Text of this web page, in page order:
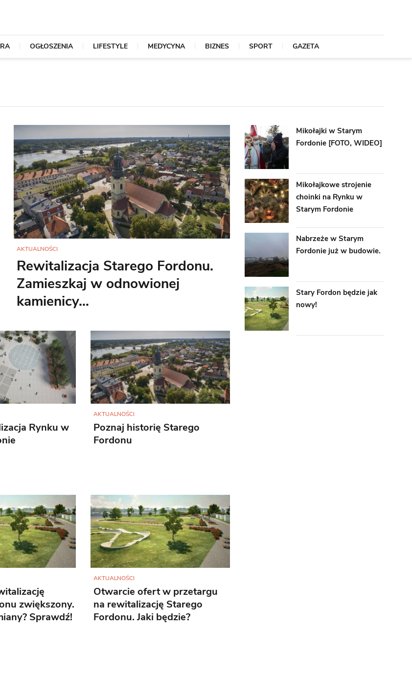
OGŁOSZENIA LIFESTYLE MEDYCYNA BIZNES SPORT GAZETA
AKTUALNOŚCI
Rewitalizacja Starego Fordonu.
Zamieszkaj w odnowionej
kamienicy…
Rynku w
AKTUALNOŚCI
Poznaj historię Starego
Fordonu
zwiększony.
Sprawdź!
AKTUALNOŚCI
Otwarcie ofert w przetargu
na rewitalizację Starego
Fordonu. Jaki będzie?
Mikołajki w Starym
Fordonie [FOTO, WIDEO]
Mikołajkowe strojenie
choinki na Rynku w
Starym Fordonie
Nabrzeże w Starym
Fordonie już w budowie.
Stary Fordon będzie jak
nowy!